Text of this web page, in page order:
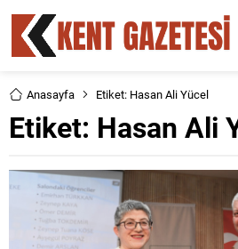
Anasayfa Etiket: Hasan Ali Yücel
Etiket: Hasan Ali